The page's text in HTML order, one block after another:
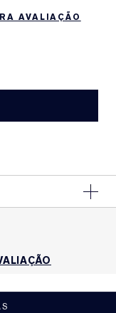
AVALIAÇÃO